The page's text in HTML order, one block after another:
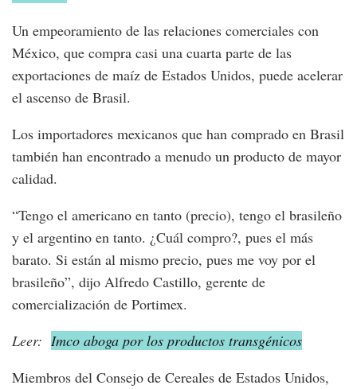
Un empeoramiento de las relaciones comerciales con
México, que compra casi una cuarta parte de las
exportaciones de maíz de Estados Unidos, puede acelerar
el ascenso de Brasil.
Los importadores mexicanos que han comprado en Brasil
también han encontrado a menudo un producto de mayor
calidad.
“Tengo el americano en tanto (precio), tengo el brasileño
y el argentino en tanto. ¿Cuál compro?, pues el más
barato. Si están al mismo precio, pues me voy por el
brasileño”, dijo Alfredo Castillo, gerente de
comercialización de Portimex.
Leer: Imco aboga por los productos transgénicos
Miembros del Consejo de Cereales de Estados Unidos,